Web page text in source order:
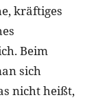
kräftiges
Beim
sich
nicht heißt,